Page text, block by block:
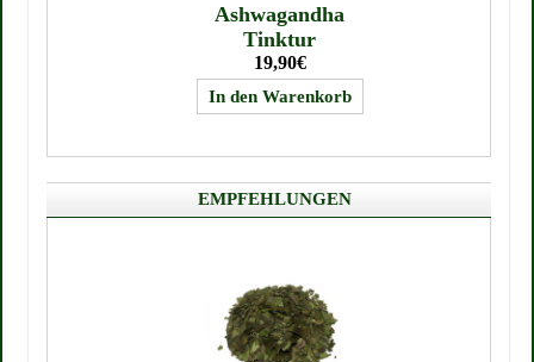
Ashwagandha
Tinktur
19,90€
EMPFEHLUNGEN